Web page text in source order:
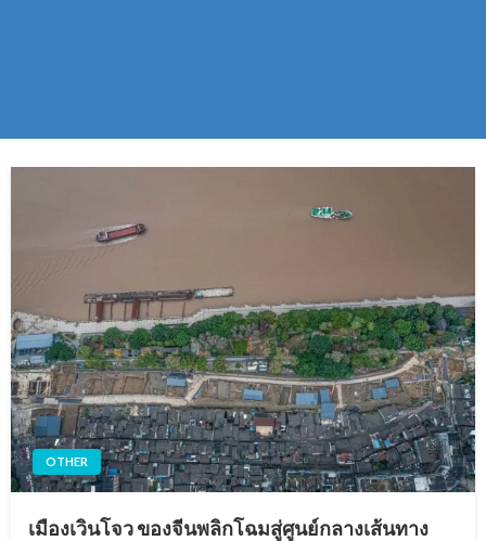
OTHER
เมืองเวินโจว ของจีนพลิกโฉมสู่ศูนย์กลางเส้นทาง